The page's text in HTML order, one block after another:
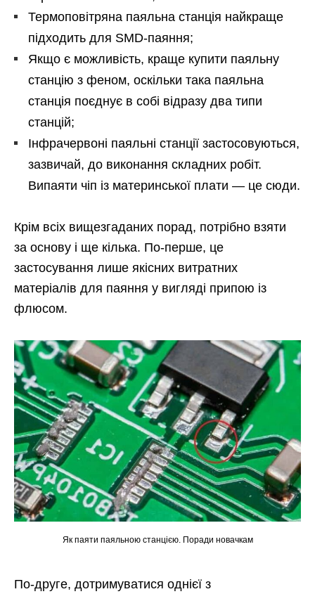
Термоповітряна паяльна станція найкраще
підходить для SMD-паяння;
Якщо є можливість, краще купити паяльну
станцію з феном, оскільки така паяльна
станція поєднує в собі відразу два типи
станцій;
Інфрачервоні паяльні станції застосовуються,
зазвичай, до виконання складних робіт.
Випаяти чіп із материнської плати — це сюди.
Крім всіх вищезгаданих порад, потрібно взяти
за основу і ще кілька. По-перше, це
застосування лише якісних витратних
матеріалів для паяння у вигляді припою із
флюсом.
Як паяти паяльною станцією. Поради новачкам
По-друге, дотримуватися однієї з